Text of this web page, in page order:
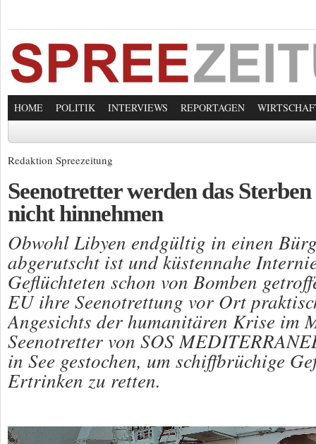
HOME POLITIK INTERVIEWS REPORTAGEN
Redaktion Spreezeitung
Seenotretter werden das
nicht hinnehmen
Obwohl Libyen endgültig in einen
abgerutscht ist und küstennahe
Geflüchteten schon von Bomben
EU ihre Seenotrettung vor Ort
Angesichts der humanitären Krise im
Seenotretter von SOS
in See gestochen, um schiffbrüchige
Ertrinken zu retten.
Video-